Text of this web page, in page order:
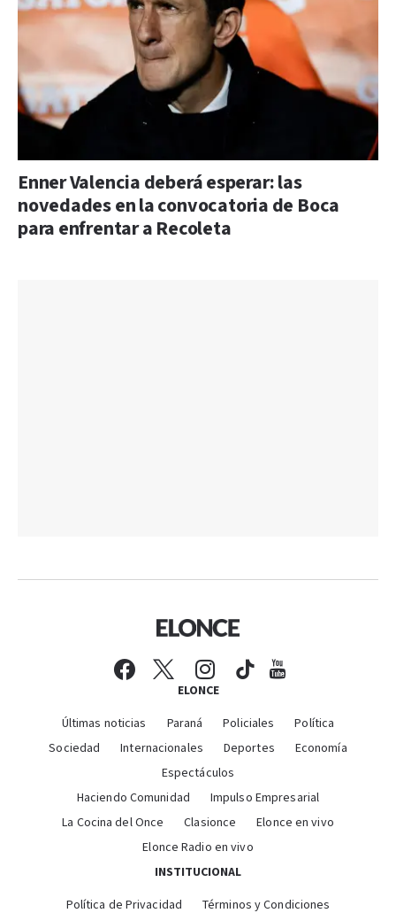
Enner Valencia deberá esperar: las
novedades en la convocatoria de Boca
para enfrentar a Recoleta
ELONCE
Últimas noticias Paraná Policiales
Política
Sociedad
Internacionales Deportes
Economía
Espectáculos
Haciendo Comunidad
Impulso Empresarial
La Cocina del Once
Clasionce
Elonce en vivo
Elonce Radio en vivo
INSTITUCIONAL
Política de Privacidad Términos y Condiciones